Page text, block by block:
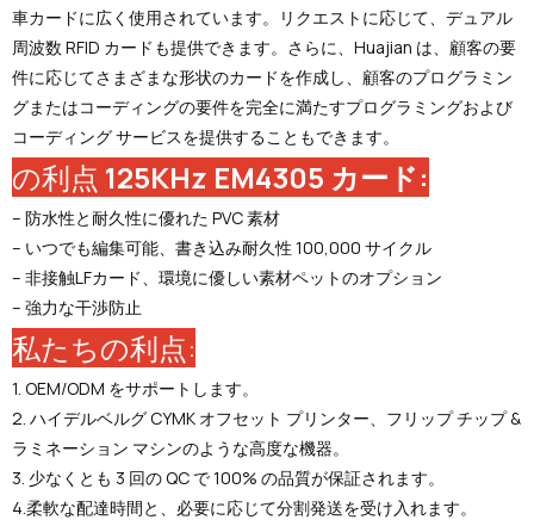
車カードに広く使用されています。リクエストに応じて、デュアル
周波数 RFID カードも提供できます。さらに、Huajian は、顧客の要
件に応じてさまざまな形状のカードを作成し、顧客のプログラミン
グまたはコーディングの要件を完全に満たすプログラミングおよび
コーディング サービスを提供することもできます。
の利点 125KHz EM4305 カード:
– 防水性と耐久性に優れた PVC 素材
– いつでも編集可能、書き込み耐久性 100,000 サイクル
– 非接触LFカード、環境に優しい素材ペットのオプション
– 強力な干渉防止
私たちの利点:
1. OEM/ODM をサポートします。
2. ハイデルベルグ CYMK オフセット プリンター、フリップ チップ &
ラミネーション マシンのような高度な機器。
3. 少なくとも 3 回の QC で 100% の品質が保証されます。
4.柔軟な配達時間と、必要に応じて分割発送を受け入れます。